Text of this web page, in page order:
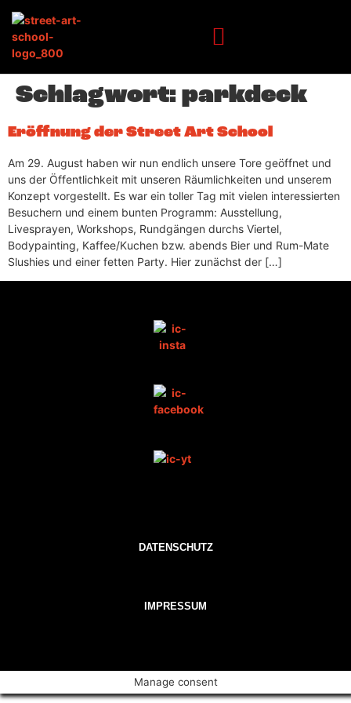
springen
Schlagwort: parkdeck
Eröffnung der Street Art School
Am 29. August haben wir nun endlich unsere Tore geöffnet und
uns der Öffentlichkeit mit unseren Räumlichkeiten und unserem
Konzept vorgestellt. Es war ein toller Tag mit vielen interessierten
Besuchern und einem bunten Programm: Ausstellung,
Livesprayen, Workshops, Rundgängen durchs Viertel,
Bodypainting, Kaffee/Kuchen bzw. abends Bier und Rum-Mate
Slushies und einer fetten Party. Hier zunächst der […]
DATENSCHUTZ
IMPRESSUM
Manage consent